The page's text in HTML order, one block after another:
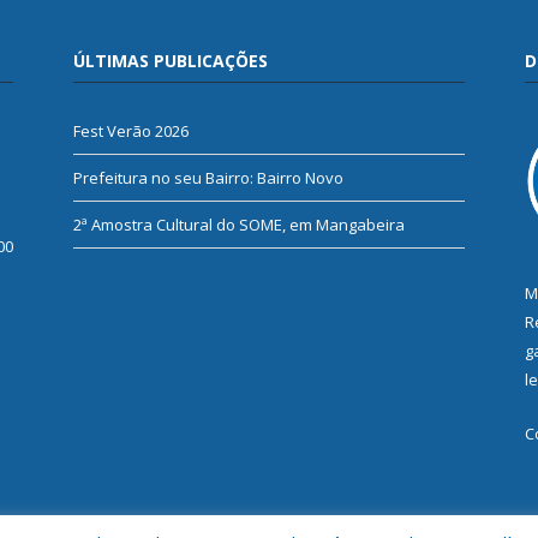
ÚLTIMAS PUBLICAÇÕES
Fest Verão 2026
Prefeitura no seu Bairro: Bairro Novo
2ª Amostra Cultural do SOME, em Mangabeira